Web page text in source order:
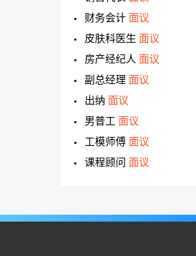
财务会计 面议
皮肤科医生 面议
房产经纪人 面议
副总经理 面议
出纳 面议
男普工 面议
工模师傅 面议
课程顾问 面议